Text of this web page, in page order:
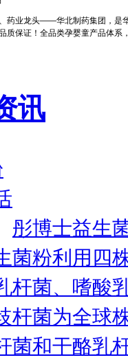
业龙头——华北制药集团，是
质保证！全品类孕婴童产品体系
讯
彤博士益生
菌粉利用四
杆菌、嗜酸
杆菌为全球
菌和干酪乳